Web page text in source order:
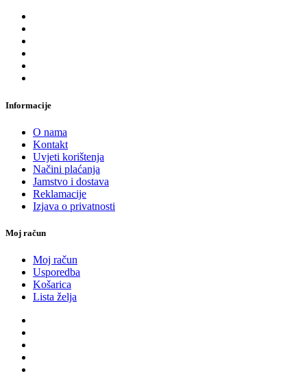
Informacije
O nama
Kontakt
Uvjeti korištenja
Načini plaćanja
Jamstvo i dostava
Reklamacije
Izjava o privatnosti
Moj račun
Moj račun
Usporedba
Košarica
Lista želja